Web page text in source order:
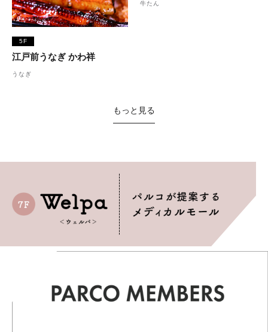
5F
江戸前うなぎ かわ祥
うなぎ
牛たん
もっと見る